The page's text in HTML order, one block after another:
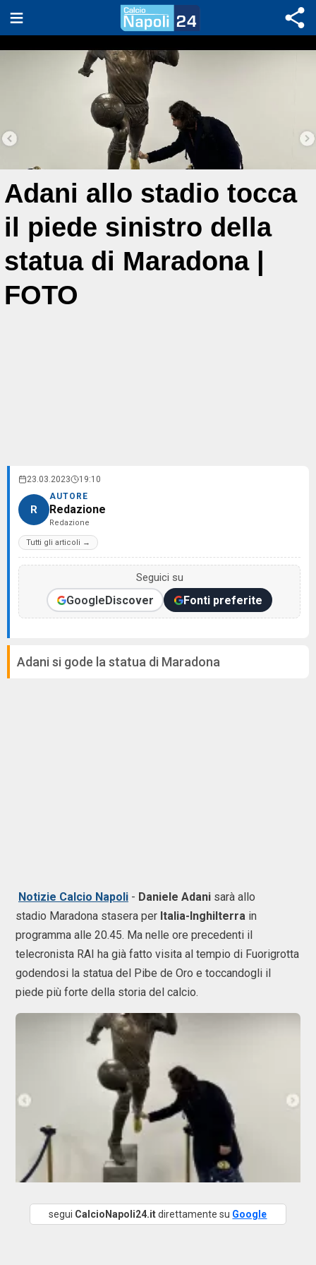
Adani allo stadio tocca
il piede sinistro della
statua di Maradona |
FOTO
23.03.2023 19:10
R
AUTORE
Redazione
Redazione
Tutti gli articoli →
Seguici su
GoogleDiscover Fonti preferite
Adani si gode la statua di Maradona
Notizie Calcio Napoli - Daniele Adani sarà allo
stadio Maradona stasera per Italia-Inghilterra in
programma alle 20.45. Ma nelle ore precedenti il
telecronista RAI ha già fatto visita al tempio di Fuorigrotta
godendosi la statua del Pibe de Oro e toccandogli il
piede più forte della storia del calcio.
segui CalcioNapoli24.itdirettamente su Google